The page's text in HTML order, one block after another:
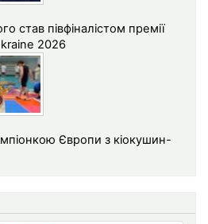
став півфіналістом премії
2026
Європи з кіокушин-